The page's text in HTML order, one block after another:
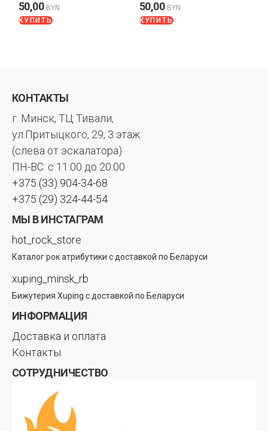
50,00 BYN
КУПИТЬ
50,00 BYN
КУПИТЬ
КОНТАКТЫ
г. Минск, ТЦ Тивали,
ул.Притыцкого, 29, 3 этаж
(слева от эскалатора)
ПН-ВС: с 11:00 до 20:00
+375 (33) 904-34-68
+375 (29) 324-44-54
МЫ В ИНСТАГРАМ
hot_rock_store
Каталог рок атрибутики с доставкой по Беларуси
xuping_minsk_rb
Бижутерия Xuping с доставкой по Беларуси
ИНФОРМАЦИЯ
Доставка и оплата
Контакты
СОТРУДНИЧЕСТВО